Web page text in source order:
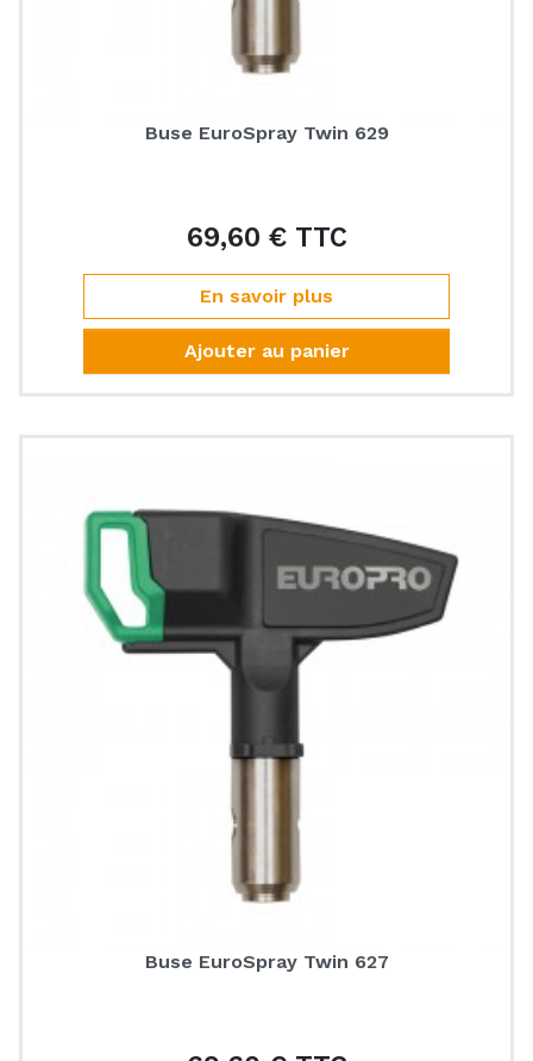
Buse EuroSpray Twin 629
69,60 € TTCPrix
En savoir plus
Ajouter au panier
Buse EuroSpray Twin 627